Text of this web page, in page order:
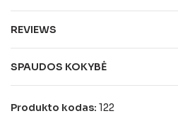
REVIEWS
SPAUDOS KOKYBĖ
Produkto kodas: 122